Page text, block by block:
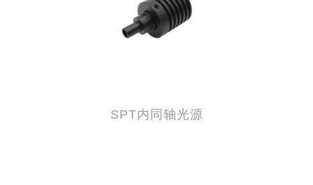
SPT内同轴光源